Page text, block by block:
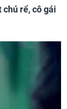
rể, cô gái